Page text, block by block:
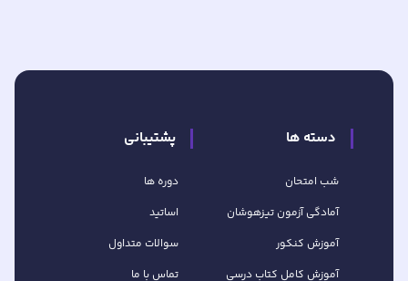
دسته ها
شب امتحان
آمادگی آزمون تیزهوشان
آموزش کنکور
آموزش کامل کتاب‌ درسی
پشتیبانی
دوره ها
اساتید
سوالات متداول
تماس با ما